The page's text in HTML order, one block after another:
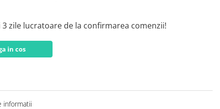
3 zile lucratoare de la confirmarea comenzii!
in cos
informatii